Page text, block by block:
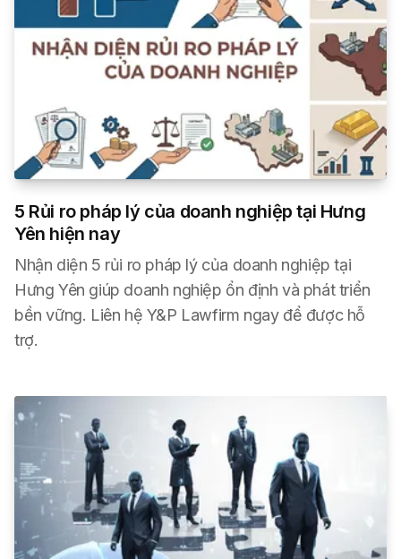
5 Rủi ro pháp lý của doanh nghiệp tại Hưng
Yên hiện nay
Nhận diện 5 rủi ro pháp lý của doanh nghiệp tại
Hưng Yên giúp doanh nghiệp ổn định và phát triển
bền vững. Liên hệ Y&P Lawfirm ngay để được hỗ
trợ.